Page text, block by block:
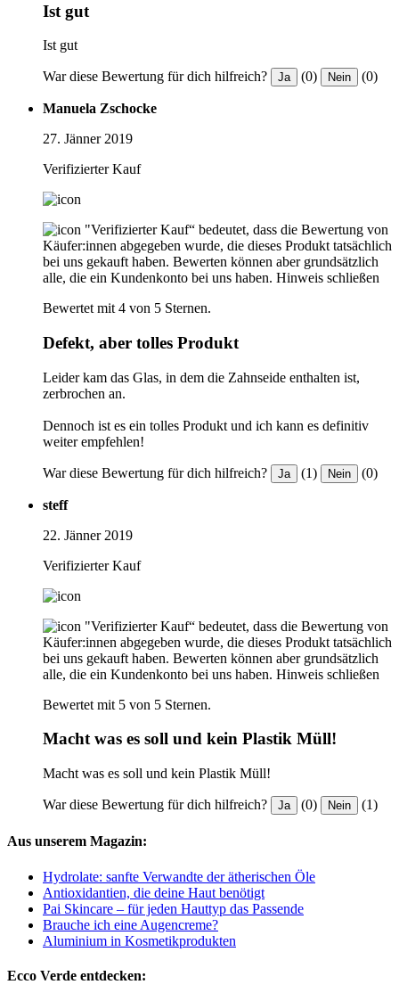
Ist gut
Ist gut
War diese Bewertung für dich hilfreich? Ja (0) Nein (0)
Manuela Zschocke
27. Jänner 2019
Verifizierter Kauf
"Verifizierter Kauf“ bedeutet, dass die Bewertung von
Käufer:innen abgegeben wurde, die dieses Produkt tatsächlich
bei uns gekauft haben. Bewerten können aber grundsätzlich
alle, die ein Kundenkonto bei uns haben. Hinweis schließen
Bewertet mit 4 von 5 Sternen.
Defekt, aber tolles Produkt
Leider kam das Glas, in dem die Zahnseide enthalten ist,
zerbrochen an.
Dennoch ist es ein tolles Produkt und ich kann es definitiv
weiter empfehlen!
War diese Bewertung für dich hilfreich? Ja (1) Nein (0)
steff
22. Jänner 2019
Verifizierter Kauf
"Verifizierter Kauf“ bedeutet, dass die Bewertung von
Käufer:innen abgegeben wurde, die dieses Produkt tatsächlich
bei uns gekauft haben. Bewerten können aber grundsätzlich
alle, die ein Kundenkonto bei uns haben. Hinweis schließen
Bewertet mit 5 von 5 Sternen.
Macht was es soll und kein Plastik Müll!
Macht was es soll und kein Plastik Müll!
War diese Bewertung für dich hilfreich? Ja (0) Nein (1)
Aus unserem Magazin:
Hydrolate: sanfte Verwandte der ätherischen Öle
Antioxidantien, die deine Haut benötigt
Pai Skincare – für jeden Hauttyp das Passende
Brauche ich eine Augencreme?
Aluminium in Kosmetikprodukten
Ecco Verde entdecken: